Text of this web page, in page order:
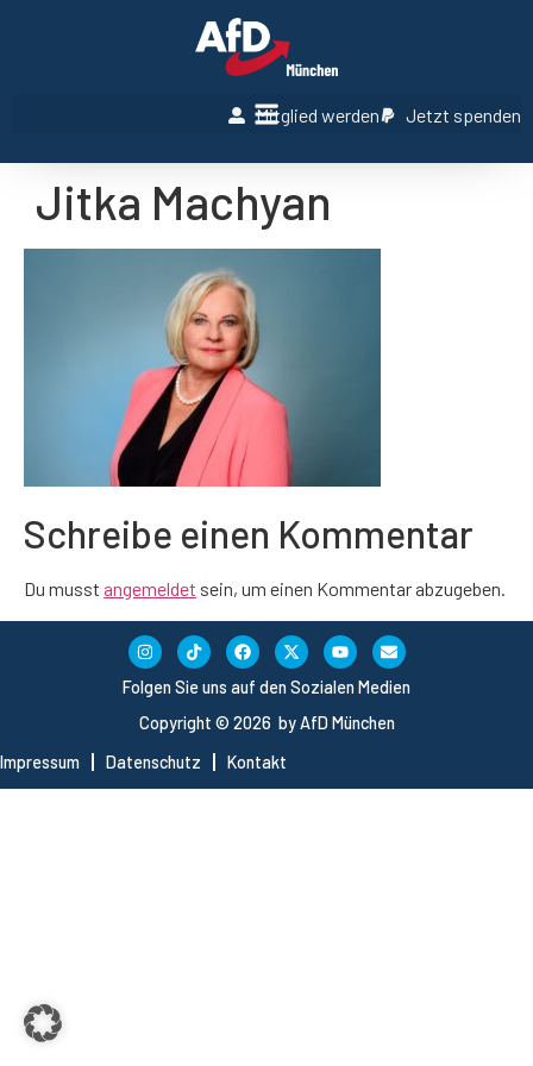
Mitglied werden Jetzt spenden
Jitka Machyan
Schreibe einen Kommentar
Du musst angemeldet sein, um einen Kommentar abzugeben.
Copyright © 2026 by AfD München
Impressum
Datenschutz Kontakt
Folgen Sie uns auf den Sozialen Medien